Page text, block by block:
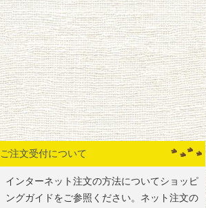
ご注文受付について
インターネット注文の方法についてショッピ
ングガイドをご参照ください。ネット注文の